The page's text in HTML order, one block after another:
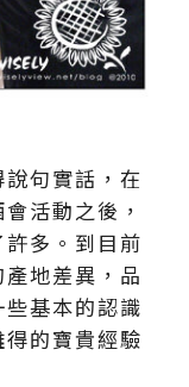
句實話，在
活動之後，
多。到目前
地差異，品
基本的認識
的寶貴經驗